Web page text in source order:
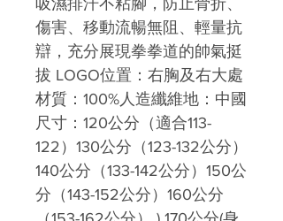
吸濕排汗不粘腳，防止骨折、
傷害、移動流暢無阻、輕量抗
辯，充分展現拳拳道的帥氣挺
拔 LOGO位置：右胸及右大處
材質：100%人造纖維地：中國
尺寸：120公分（適合113-
122）130公分（123-132公分）
140公分（133-142公分）150公
分（143-152公分）160公分